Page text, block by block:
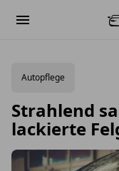
Autopflege
Strahlend
lackierte